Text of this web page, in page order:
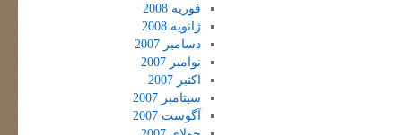
فوریه 2008
ژانویه 2008
دسامبر 2007
نوامبر 2007
اکتبر 2007
سپتامبر 2007
آگوست 2007